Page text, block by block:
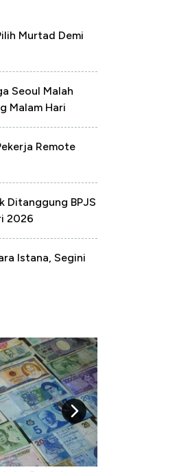
Murtad Demi
Seoul Malah
Malam Hari
Remote
Ditanggung BPJS
2026
Istana, Segini